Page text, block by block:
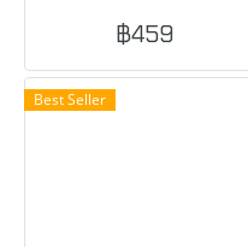
กล่อง บรรขุ 8 แผ่น/กล่อง/1.44
ตารางเมตร กระเบื้องตกแต่ง
ผนังภายนอก-ในอาคาร
฿459
Best Seller